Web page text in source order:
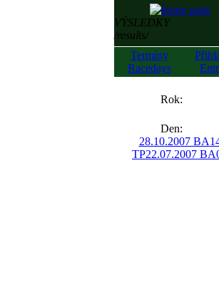
VÝSLEDKY
/results/
Termíny
Racedays
Rok:
Den:
28.10.2007 BA
TP22.07.2007 BA